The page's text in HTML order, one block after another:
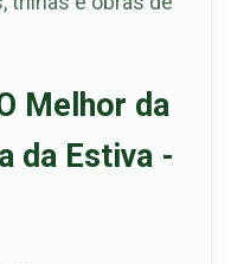
Melhor da
da Estiva -